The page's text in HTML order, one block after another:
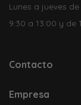
Lunes a jueves
9:30 a 13:00 y de
Contacto
Empresa